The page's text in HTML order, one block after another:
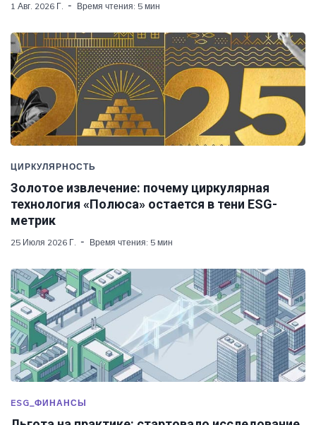
1 Авг. 2026 Г. Время чтения: 5 мин
ЦИРКУЛЯРНОСТЬ
Золотое извлечение: почему циркулярная
технология «Полюса» остается в тени ESG-
метрик
25 Июля 2026 Г. Время чтения: 5 мин
ESG_ФИНАНСЫ